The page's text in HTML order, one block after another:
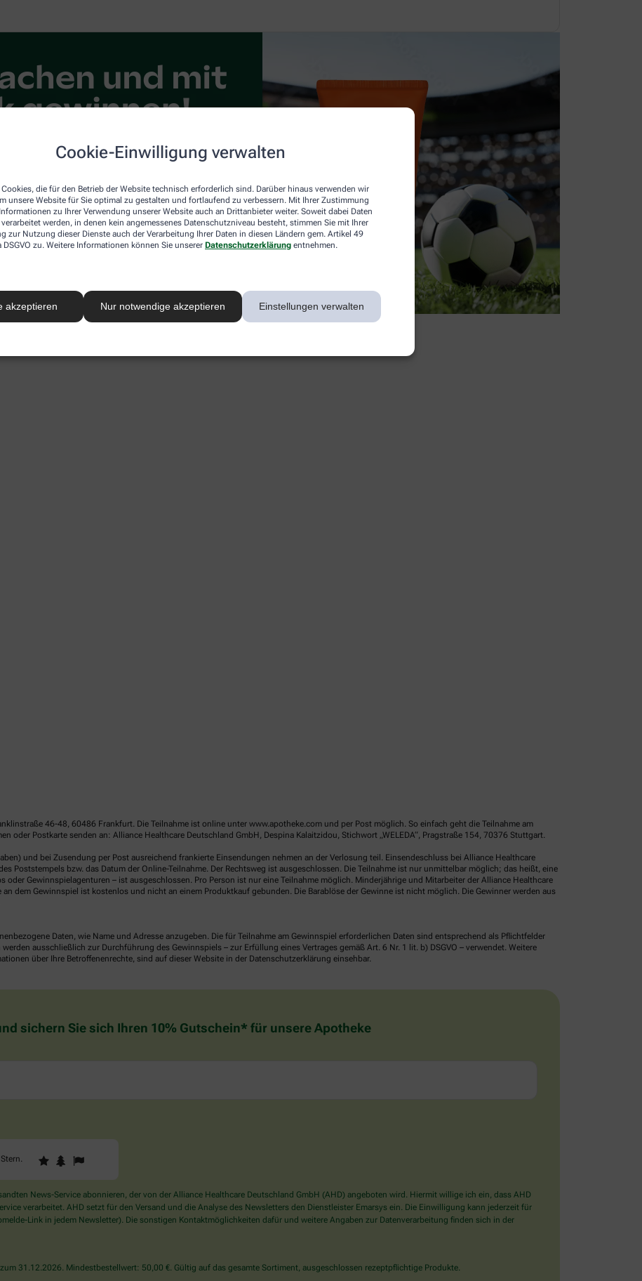
Cookie-Einwilligung verwalten
die für den Betrieb der Website technisch erforderlich sind. Darüber hinaus verwenden wir
unsere Website für Sie optimal zu gestalten und fortlaufend zu verbessern. Mit Ihrer Zustimmung
zu Ihrer Verwendung unserer Website auch an Drittanbieter weiter. Soweit dabei Daten
werden, in denen kein angemessenes Datenschutzniveau besteht, stimmen Sie mit Ihrer
zur Nutzung dieser Dienste auch der Verarbeitung Ihrer Daten in diesen Ländern gem. Artikel 49
DSGVO zu. Weitere Informationen können Sie unserer Datenschutzerklärung entnehmen.
akzeptieren Nur notwendige akzeptieren Einstellungen verwalten
46-48, 60486 Frankfurt. Die Teilnahme ist online unter www.apotheke.com und per Post möglich. So einfach geht die Teilnahme am
oder Postkarte senden an: Alliance Healthcare Deutschland GmbH, Despina Kalaitzidou, Stichwort „WELEDA“, Pragstraße 154, 70376 Stuttgart.
und bei Zusendung per Post ausreichend frankierte Einsendungen nehmen an der Verlosung teil. Einsendeschluss bei Alliance Healthcare
Poststempels bzw. das Datum der Online-Teilnahme. Der Rechtsweg ist ausgeschlossen. Die Teilnahme ist nur unmittelbar möglich; das heißt, eine
oder Gewinnspielagenturen – ist ausgeschlossen. Pro Person ist nur eine Teilnahme möglich. Minderjährige und Mitarbeiter der Alliance Healthcare
dem Gewinnspiel ist kostenlos und nicht an einem Produktkauf gebunden. Die Barablöse der Gewinne ist nicht möglich. Die Gewinner werden aus
Daten, wie Name und Adresse anzugeben. Die für Teilnahme am Gewinnspiel erforderlichen Daten sind entsprechend als Pflichtfelder
ausschließlich zur Durchführung des Gewinnspiels – zur Erfüllung eines Vertrages gemäß Art. 6 Nr. 1 lit. b) DSGVO – verwendet. Weitere
über Ihre Betroffenenrechte, sind auf dieser Website in der Datenschutzerklärung einsehbar.
sichern Sie sich Ihren 10% Gutschein* für unsere Apotheke
.
Sind
Sie
Mensch?
Dann
wählen
Stern.
1 2
News-Service abonnieren, der von der Alliance Healthcare Deutschland GmbH (AHD) angeboten wird. Hiermit willige ich ein, dass AHD
verarbeitet. AHD setzt für den Versand und die Analyse des Newsletters den Dienstleister Emarsys ein. Die Einwilligung kann jederzeit für
Link in jedem Newsletter). Die sonstigen Kontaktmöglichkeiten dafür und weitere Angaben zur Datenverarbeitung finden sich in der
31.12.2026. Mindestbestellwert: 50,00 €. Gültig auf das gesamte Sortiment, ausgeschlossen rezeptpflichtige Produkte.